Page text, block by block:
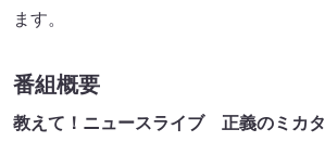
ます。
番組概要
教えて！ニュースライブ 正義のミカタ